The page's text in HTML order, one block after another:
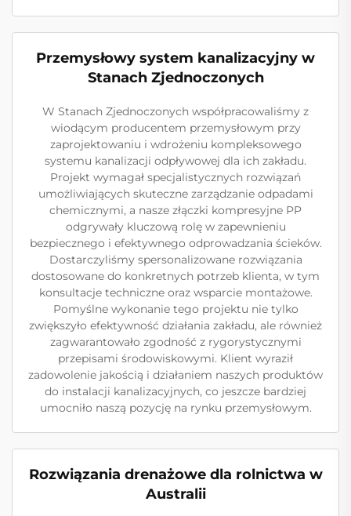
Przemysłowy system kanalizacyjny w
Stanach Zjednoczonych
W Stanach Zjednoczonych współpracowaliśmy z
wiodącym producentem przemysłowym przy
zaprojektowaniu i wdrożeniu kompleksowego
systemu kanalizacji odpływowej dla ich zakładu.
Projekt wymagał specjalistycznych rozwiązań
umożliwiających skuteczne zarządzanie odpadami
chemicznymi, a nasze złączki kompresyjne PP
odgrywały kluczową rolę w zapewnieniu
bezpiecznego i efektywnego odprowadzania ścieków.
Dostarczyliśmy spersonalizowane rozwiązania
dostosowane do konkretnych potrzeb klienta, w tym
konsultacje techniczne oraz wsparcie montażowe.
Pomyślne wykonanie tego projektu nie tylko
zwiększyło efektywność działania zakładu, ale również
zagwarantowało zgodność z rygorystycznymi
przepisami środowiskowymi. Klient wyraził
zadowolenie jakością i działaniem naszych produktów
do instalacji kanalizacyjnych, co jeszcze bardziej
umocniło naszą pozycję na rynku przemysłowym.
Rozwiązania drenażowe dla rolnictwa w
Australii